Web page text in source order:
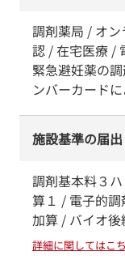
調剤薬局 / オ
認 / 在宅医療 /
緊急避妊薬の
ンバーカード
施設基準の届出
調剤基本料３
算１ / 電子的
加算 / バイオ
詳細に関してはこ